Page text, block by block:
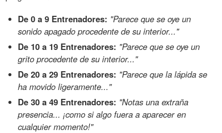
De 0 a 9 Entrenadores: "Parece que se oye un
sonido apagado procedente de su interior..."
De 10 a 19 Entrenadores: "Parece que se oye un
grito procedente de su interior..."
De 20 a 29 Entrenadores: "Parece que la lápida se
ha movido ligeramente..."
De 30 a 49 Entrenadores: "Notas una extraña
presencia... ¡como si algo fuera a aparecer en
cualquier momento!"